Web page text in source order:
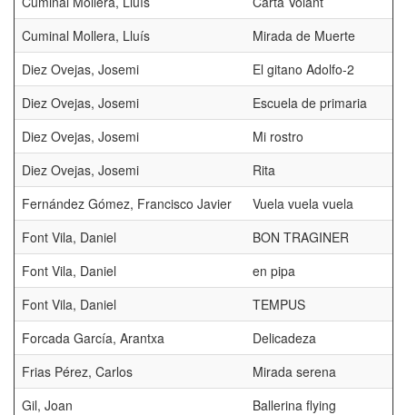
Cuminal Mollera, Lluís
Mirada de Muerte
Diez Ovejas, Josemi
El gitano Adolfo-2
Diez Ovejas, Josemi
Escuela de primaria
Diez Ovejas, Josemi
Mi rostro
Diez Ovejas, Josemi
Rita
Fernández Gómez, Francisco Javier
Vuela vuela vuela
Font Vila, Daniel
BON TRAGINER
Font Vila, Daniel
en pipa
Font Vila, Daniel
TEMPUS
Forcada García, Arantxa
Delicadeza
Frias Pérez, Carlos
Mirada serena
Gil, Joan
Ballerina flying